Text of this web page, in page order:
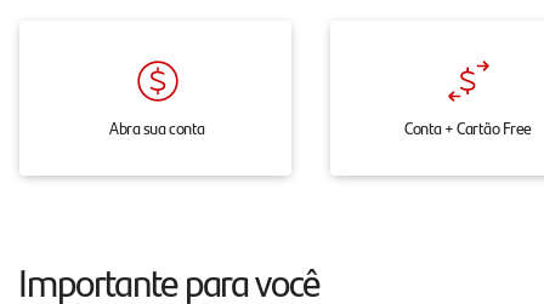
você
Abra sua conta Conta + Cartão Free
Importante para você